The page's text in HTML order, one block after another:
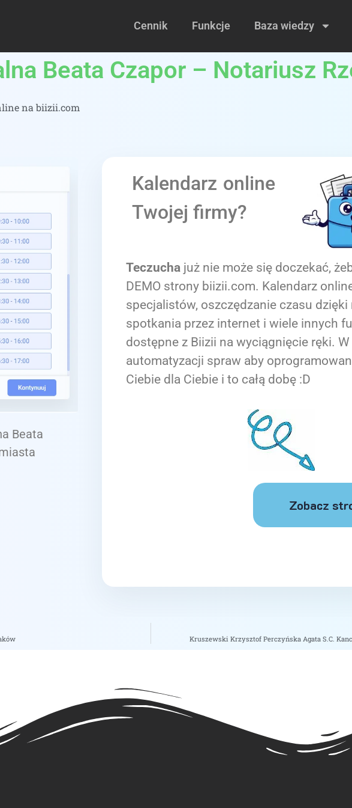
Cennik Funkcje Baza wiedzy
Beata Czapor – Notariusz
na biizii.com
Beata
Kalendarz online
Twojej firmy?
Teczucha już nie może się doczekać,
DEMO strony biizii.com. Kalendarz
specjalistów, oszczędzanie czasu
spotkania przez internet i wiele innych
dostępne z Biizii na wyciągnięcie ręki.
automatyzacji spraw aby
Ciebie dla Ciebie i to całą dobę :D
Zobacz
Kruszewski Krzysztof Perczyńska Agata S.C.